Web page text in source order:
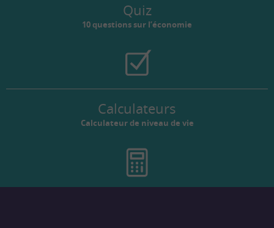
Quiz
10 questions sur l’économie
Calculateurs
Calculateur de niveau de vie